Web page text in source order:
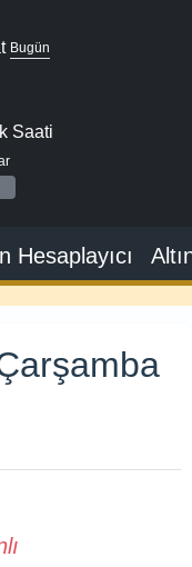
Bugün
Saati
Hesaplayıcı